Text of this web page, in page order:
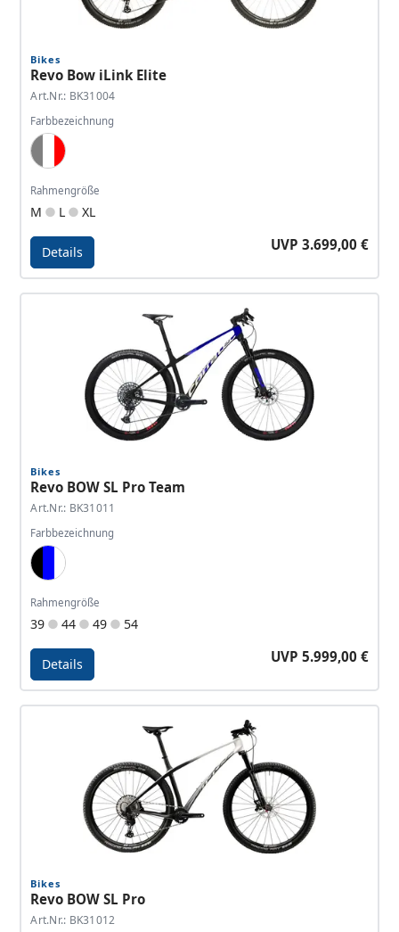
Bikes
Revo Bow iLink Elite
Art.Nr.: BK31004
Farbbezeichnung
Grey, White, Neon Red
Rahmengröße
M L XL
Details UVP 3.699,00 €
Bikes
Revo BOW SL Pro Team
Art.Nr.: BK31011
Farbbezeichnung
Black, Blue, White
Rahmengröße
39 44 49 54
Details UVP 5.999,00 €
Bikes
Revo BOW SL Pro
Art.Nr.: BK31012